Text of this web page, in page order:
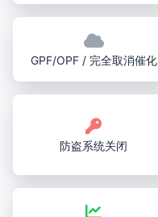
GPF/OPF / 完全取消催化
防盗系统关闭